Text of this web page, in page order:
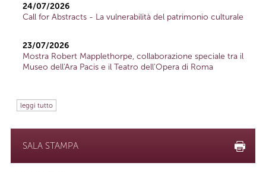
24/07/2026
Call for Abstracts - La vulnerabilità del patrimonio culturale
23/07/2026
Mostra Robert Mapplethorpe, collaborazione speciale tra il
Museo dell'Ara Pacis e il Teatro dell'Opera di Roma
leggi tutto
SALA STAMPA